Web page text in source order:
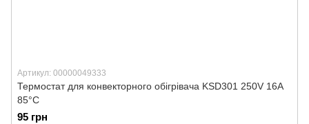
Артикул: 00000049333
Термостат для конвекторного обігрівача KSD301 250V 16A
85°C
95 грн